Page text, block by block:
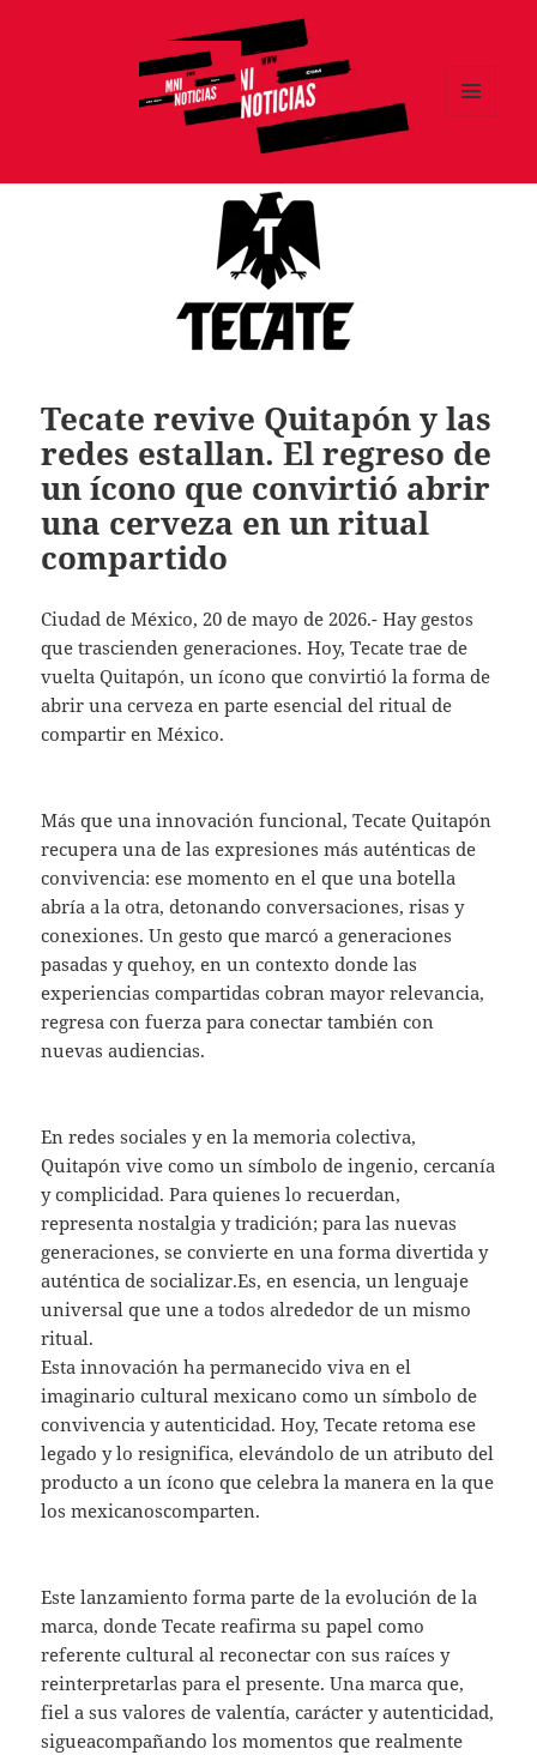
Tecate revive Quitapón y las
redes estallan. El regreso de
un ícono que convirtió abrir
una cerveza en un ritual
compartido
Ciudad de México, 20 de mayo de 2026.- Hay gestos
que trascienden generaciones. Hoy, Tecate trae de
vuelta Quitapón, un ícono que convirtió la forma de
abrir una cerveza en parte esencial del ritual de
compartir en México.
Más que una innovación funcional, Tecate Quitapón
recupera una de las expresiones más auténticas de
convivencia: ese momento en el que una botella
abría a la otra, detonando conversaciones, risas y
conexiones. Un gesto que marcó a generaciones
pasadas y quehoy, en un contexto donde las
experiencias compartidas cobran mayor relevancia,
regresa con fuerza para conectar también con
nuevas audiencias.
En redes sociales y en la memoria colectiva,
Quitapón vive como un símbolo de ingenio, cercanía
y complicidad. Para quienes lo recuerdan,
representa nostalgia y tradición; para las nuevas
generaciones, se convierte en una forma divertida y
auténtica de socializar.Es, en esencia, un lenguaje
universal que une a todos alrededor de un mismo
ritual.
Esta innovación ha permanecido viva en el
imaginario cultural mexicano como un símbolo de
convivencia y autenticidad. Hoy, Tecate retoma ese
legado y lo resignifica, elevándolo de un atributo del
producto a un ícono que celebra la manera en la que
los mexicanoscomparten.
Este lanzamiento forma parte de la evolución de la
marca, donde Tecate reafirma su papel como
referente cultural al reconectar con sus raíces y
reinterpretarlas para el presente. Una marca que,
fiel a sus valores de valentía, carácter y autenticidad,
sigueacompañando los momentos que realmente